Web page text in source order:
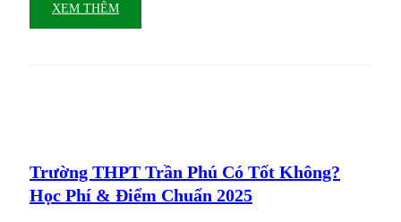
XEM THÊM
Trường THPT Trần Phú Có Tốt Không?
Học Phí & Điểm Chuẩn 2025